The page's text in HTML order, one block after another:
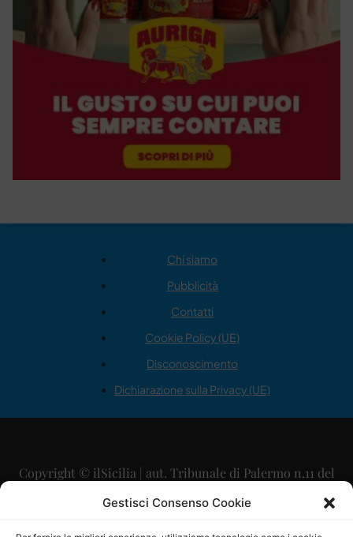
Gestisci Consenso Cookie
Chi siamo
Pubblicità
Contatti
Cookie Policy (UE)
Disconoscimento
Dichiarazione sulla Privacy (UE)
Copyright © ilSicilia | aut. Tribunale di Palermo n.11 del
29/09/2015